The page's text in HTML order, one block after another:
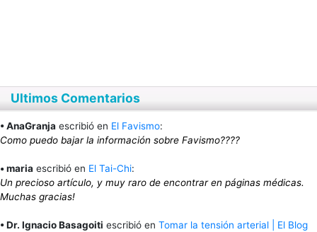
Ultimos Comentarios
• AnaGranja escribió en El Favismo:
Como puedo bajar la información sobre Favismo????
• maria escribió en El Tai-Chi:
Un precioso artículo, y muy raro de encontrar en páginas médicas.
Muchas gracias!
• Dr. Ignacio Basagoiti escribió en Tomar la tensión arterial | El Blog